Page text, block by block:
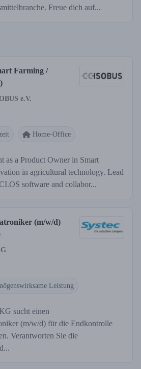
Freue dich auf...
Farming /
e.V.
Home-Office
as a Product Owner in Smart
in agricultural technology. Lead
software and collabor...
(m/w/d)
Leistung
sucht einen
(m/w/d) für die Endkontrolle
Verantworten Sie die